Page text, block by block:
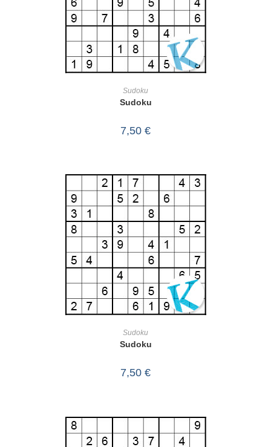
Sudoku
Sudoku
7,50 €
Sudoku
Sudoku
7,50 €